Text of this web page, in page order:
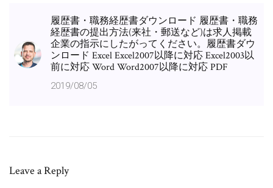
履歴書・職務経歴書ダウンロード 履歴書・職務
経歴書の提出方法(来社・郵送など)は求人掲載
企業の指示にしたがってください。履歴書ダウ
ンロード Excel Excel2007以降に対応 Excel2003以
前に対応 Word Word2007以降に対応 PDF
2019/08/05
Leave a Reply